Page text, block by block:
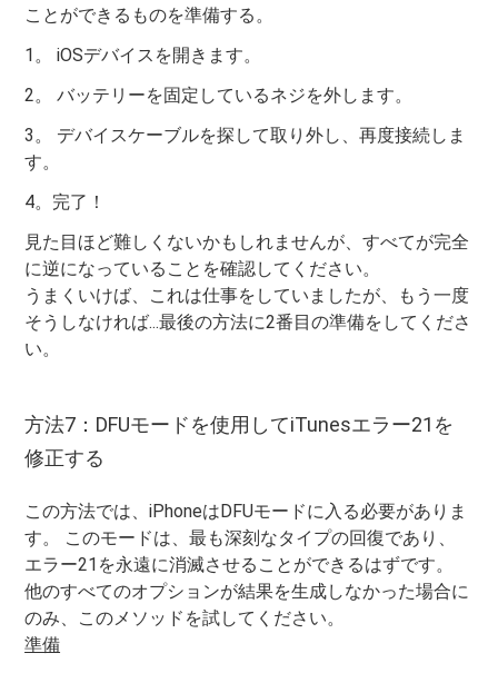
ことができるものを準備する。
1。 iOSデバイスを開きます。
2。 バッテリーを固定しているネジを外します。
3。 デバイスケーブルを探して取り外し、再度接続しま
す。
4。完了！
見た目ほど難しくないかもしれませんが、すべてが完全
に逆になっていることを確認してください。
うまくいけば、これは仕事をしていましたが、もう一度
そうしなければ...最後の方法に2番目の準備をしてくださ
い。
方法7：DFUモードを使用してiTunesエラー21を
修正する
この方法では、iPhoneはDFUモードに入る必要がありま
す。 このモードは、最も深刻なタイプの回復であり、
エラー21を永遠に消滅させることができるはずです。
他のすべてのオプションが結果を生成しなかった場合に
のみ、このメソッドを試してください。
準備